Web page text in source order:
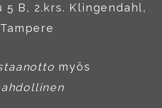
5 B, 2.krs. Klingendahl,
Tampere
myös